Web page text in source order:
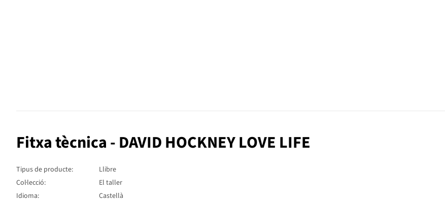
Fitxa tècnica - DAVID HOCKNEY LOVE LIFE
Tipus de producte:
Llibre
Col·lecció:
El taller
Idioma:
Castellà